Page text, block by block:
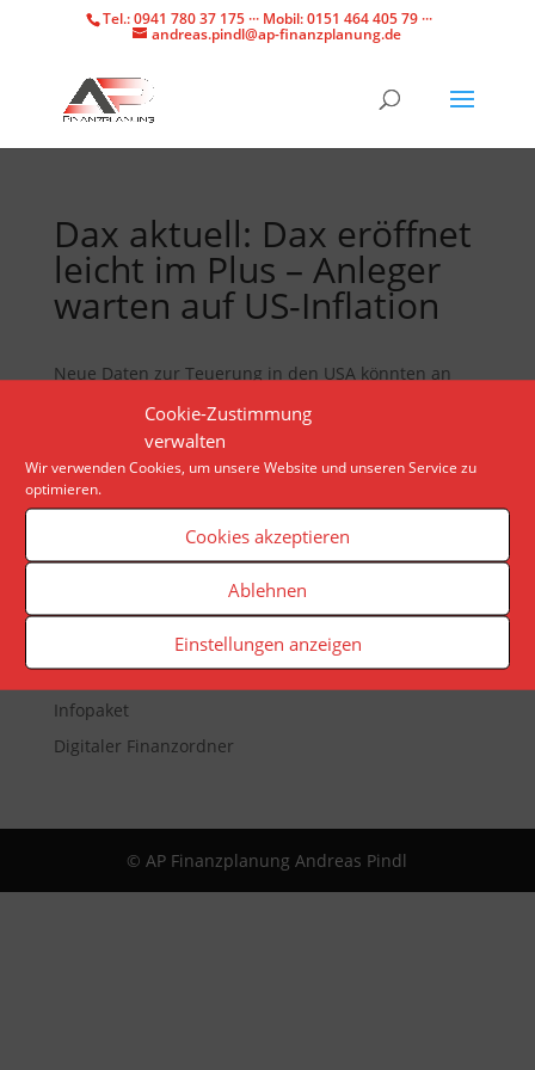
Cookie-Zustimmung
verwalten
Wir verwenden Cookies, um unsere Website und unseren Service zu
optimieren.
Cookies akzeptieren
Ablehnen
Einstellungen anzeigen
Tel.: 0941 780 37 175 ··· Mobil: 0151 464 405 79 ···
andreas.pindl@ap-finanzplanung.de
Dax aktuell: Dax eröffnet
leicht im Plus – Anleger
warten auf US-Inflation
Neue Daten zur Teuerung in den USA könnten an
den Börsen den Ausschlag für neue, starke
Kursbewegungen geben. In Deutschland bewegen
etliche Unternehmenszahlen die Kurse.
Veranstaltungen
App
Infopaket
Digitaler Finanzordner
© AP Finanzplanung Andreas Pindl